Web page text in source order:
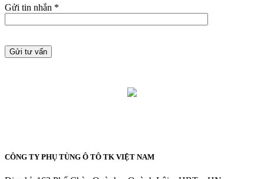
Gửi tin nhắn *
CÔNG TY PHỤ TÙNG Ô TÔ TK VIỆT NAM